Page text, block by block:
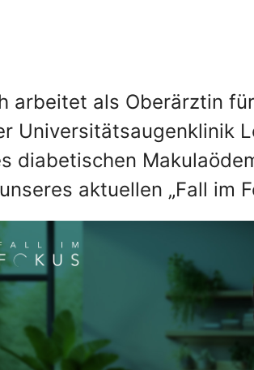
arbeitet als Oberärztin
Universitätsaugenklinik
diabetischen
aktuellen „Fall im